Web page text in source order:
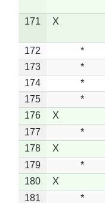
171 X
172 *
173
*
174
*
175
*
176
X
177
*
178
X
179
*
180
X
181
*